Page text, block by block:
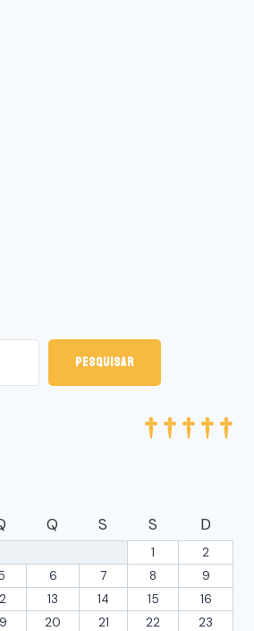
Pesquisar
Q S S D
1
2
6 7 8
9
13 14 15
16
20 21 22
23